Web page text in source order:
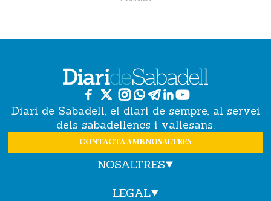
Diari de Sabadell, el diari de sempre, al servei
dels sabadellencs i vallesans.
CONTACTA AMB NOSALTRES
NOSALTRES
LEGAL